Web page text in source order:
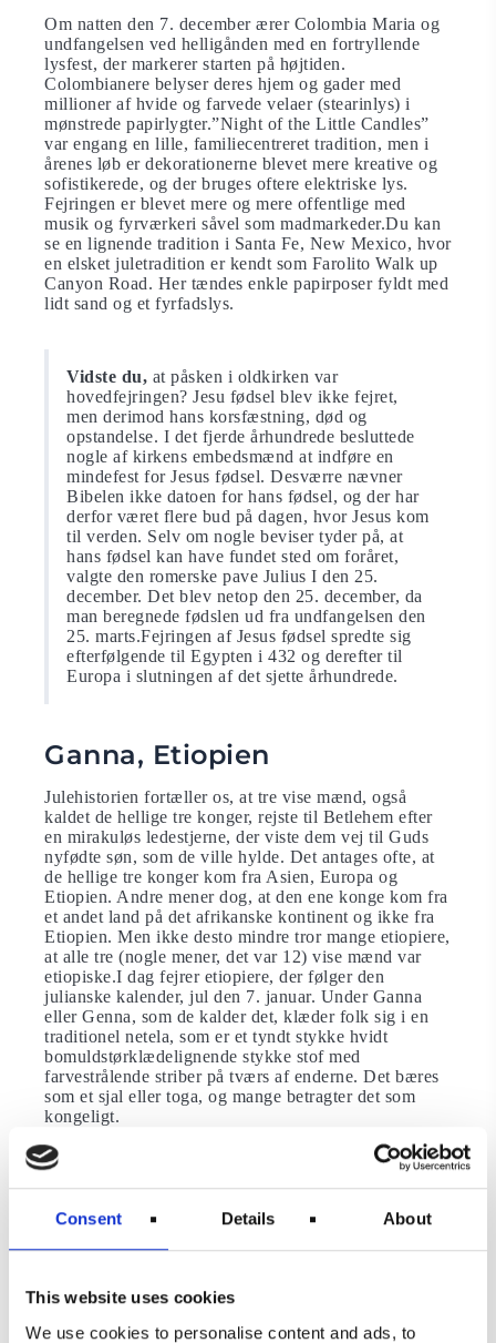
Consent Details About
This website uses cookies
We use cookies to personalise content and ads, to
Om natten den 7. december ærer Colombia Maria og
undfangelsen ved helligånden med en fortryllende
lysfest, der markerer starten på højtiden.
Colombianere belyser deres hjem og gader med
millioner af hvide og farvede velaer (stearinlys) i
mønstrede papirlygter.”Night of the Little Candles”
var engang en lille, familiecentreret tradition, men i
årenes løb er dekorationerne blevet mere kreative og
sofistikerede, og der bruges oftere elektriske lys.
Fejringen er blevet mere og mere offentlige med
musik og fyrværkeri såvel som madmarkeder.Du kan
se en lignende tradition i Santa Fe, New Mexico, hvor
en elsket juletradition er kendt som Farolito Walk up
Canyon Road. Her tændes enkle papirposer fyldt med
lidt sand og et fyrfadslys.
Vidste du, at påsken i oldkirken var
hovedfejringen? Jesu fødsel blev ikke fejret,
men derimod hans korsfæstning, død og
opstandelse. I det fjerde århundrede besluttede
nogle af kirkens embedsmænd at indføre en
mindefest for Jesus fødsel. Desværre nævner
Bibelen ikke datoen for hans fødsel, og der har
derfor været flere bud på dagen, hvor Jesus kom
til verden. Selv om nogle beviser tyder på, at
hans fødsel kan have fundet sted om foråret,
valgte den romerske pave Julius I den 25.
december. Det blev netop den 25. december, da
man beregnede fødslen ud fra undfangelsen den
25. marts.Fejringen af Jesus fødsel spredte sig
efterfølgende til Egypten i 432 og derefter til
Europa i slutningen af ​​det sjette århundrede.
Ganna, Etiopien
Julehistorien fortæller os, at tre vise mænd, også
kaldet de hellige tre konger, rejste til Betlehem efter
en mirakuløs ledestjerne, der viste dem vej til Guds
nyfødte søn, som de ville hylde. Det antages ofte, at
de hellige tre konger kom fra Asien, Europa og
Etiopien. Andre mener dog, at den ene konge kom fra
et andet land på det afrikanske kontinent og ikke fra
Etiopien. Men ikke desto mindre tror mange etiopiere,
​​at alle tre (nogle mener, det var 12) vise mænd var
etiopiske.I dag fejrer etiopiere, der følger den
julianske kalender, jul den 7. januar. Under Ganna
eller Genna, som de kalder det, klæder folk sig i en
traditionel netela, som er et tyndt stykke hvidt
bomuldstørklædelignende stykke stof med
farvestrålende striber på tværs af enderne. Det bæres
som et sjal eller toga, og mange betragter det som
kongeligt.
Hvor stammer
advents-/julekalenderen fra?
Advent, som betyder “Herrens komme” eller ”Herrens
ankomst”, er den periode i kirkeåret, der begynder
protestanter dagene ned til jul ved at markere 24
december. Julekalendere blev populære i Tyskland i